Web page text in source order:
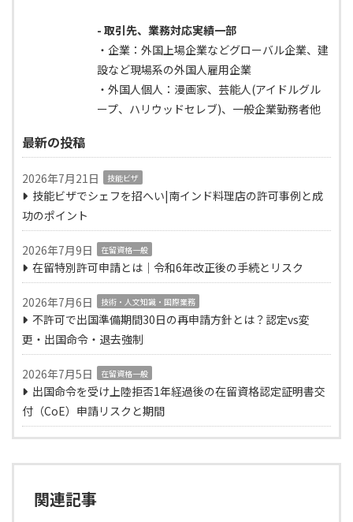
- 取引先、業務対応実績一部
・企業：外国上場企業などグローバル企業、建
設など現場系の外国人雇用企業
・外国人個人：漫画家、芸能人(アイドルグル
ープ、ハリウッドセレブ)、一般企業勤務者他
最新の投稿
2026年7月21日 技能ビザ
技能ビザでシェフを招へい|南インド料理店の許可事例と成
功のポイント
2026年7月9日 在留資格一般
在留特別許可申請とは｜令和6年改正後の手続とリスク
2026年7月6日 技術・人文知識・国際業務
不許可で出国準備期間30日の再申請方針とは？認定vs変
更・出国命令・退去強制
2026年7月5日 在留資格一般
出国命令を受け上陸拒否1年経過後の在留資格認定証明書交
付（CoE）申請リスクと期間
関連記事